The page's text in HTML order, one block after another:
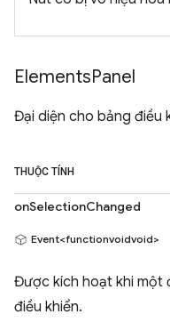
ElementsPanel
Đại diện cho bảng điều
THUỘC TÍNH
onSelectionChanged
Event<functionvoidvoid>
Được kích hoạt khi
điều khiển.